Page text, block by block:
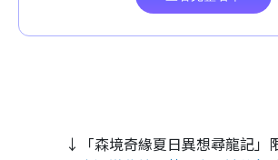
↓「森境奇緣夏日異想尋龍記」